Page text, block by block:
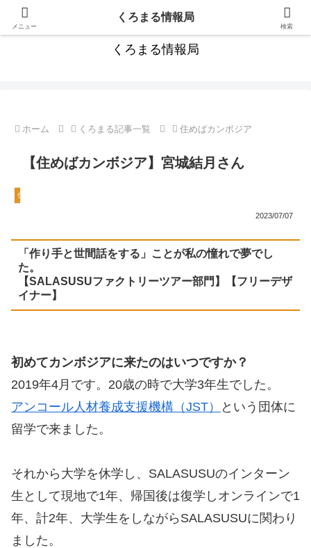
カンボジア旅行にお役立ちの情報満載！
くろまる情報局
ホーム くろまる記事一覧 住めばカンボジア
【住めばカンボジア】宮城結月さん
住めばカンボジア
2023/07/07
「作り手と世間話をする」ことが私の憧れで夢でし
た。
【SALASUSUファクトリーツアー部門】【フリーデザ
イナー】
初めてカンボジアに来たのはいつですか？
2019年4月です。20歳の時で大学3年生でした。
アンコール人材養成支援機構（JST）
という団体に
留学で来ました。
それから大学を休学し、SALASUSUのインターン
生として現地で1年、帰国後は復学しオンラインで1
年、計2年、大学生をしながらSALASUSUに関わり
ました。
メニュー
くろまる情報局
検索